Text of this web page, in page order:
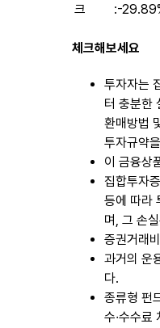
크
:-
체크해보세요
투자자는
터 충분한
환매방법
투자규약
이 금융상
집합투자
등에 따라
며, 그 손
증권거래
과거의 운
다.
종류형 펀
수∙수수료